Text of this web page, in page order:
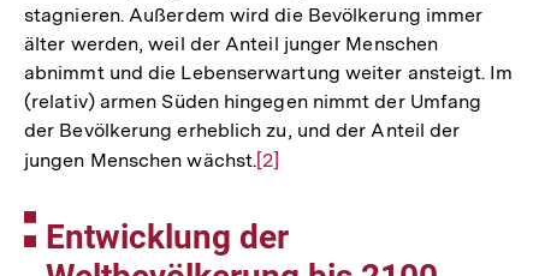
stagnieren. Außerdem wird die Bevölkerung immer
älter werden, weil der Anteil junger Menschen
abnimmt und die Lebenserwartung weiter ansteigt. Im
(relativ) armen Süden hingegen nimmt der Umfang
der Bevölkerung erheblich zu, und der Anteil der
jungen Menschen wächst.Zur
der
Fußnote
[2]